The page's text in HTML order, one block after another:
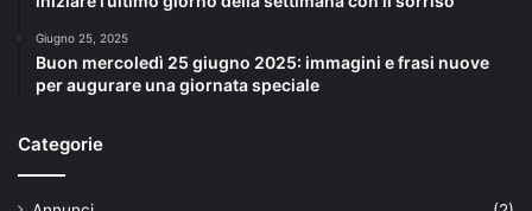
Giugno 25, 2025
Buon mercoledì 25 giugno 2025: immagini e frasi nuove
per augurare una giornata speciale
Categorie